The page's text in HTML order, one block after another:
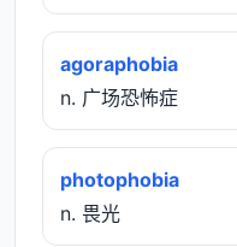
agoraphobia
n. 广场恐怖症
photophobia
n. 畏光